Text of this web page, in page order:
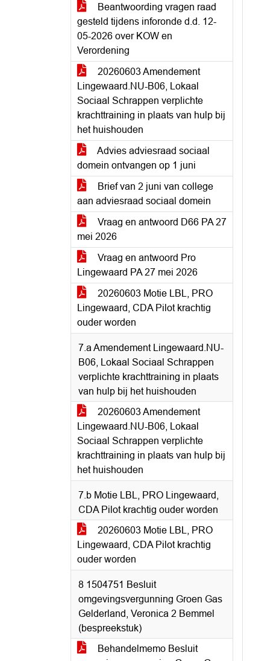
Beantwoording vragen raad
gesteld tijdens inforonde d.d. 12-
05-2026 over KOW en
Verordening
20260603 Amendement
Lingewaard.NU-B06, Lokaal
Sociaal Schrappen verplichte
krachttraining in plaats van hulp bij
het huishouden
Advies adviesraad sociaal
domein ontvangen op 1 juni
Brief van 2 juni van college
aan adviesraad sociaal domein
Vraag en antwoord D66 PA 27
mei 2026
Vraag en antwoord Pro
Lingewaard PA 27 mei 2026
20260603 Motie LBL, PRO
Lingewaard, CDA Pilot krachtig
ouder worden
7.a Amendement Lingewaard.NU-
B06, Lokaal Sociaal Schrappen
verplichte krachttraining in plaats
van hulp bij het huishouden
20260603 Amendement
Lingewaard.NU-B06, Lokaal
Sociaal Schrappen verplichte
krachttraining in plaats van hulp bij
het huishouden
7.b Motie LBL, PRO Lingewaard,
CDA Pilot krachtig ouder worden
20260603 Motie LBL, PRO
Lingewaard, CDA Pilot krachtig
ouder worden
8 1504751 Besluit
omgevingsvergunning Groen Gas
Gelderland, Veronica 2 Bemmel
(bespreekstuk)
Behandelmemo Besluit